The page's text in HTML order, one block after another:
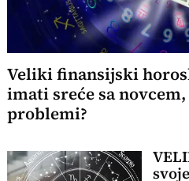
Veliki finansijski
imati sreće sa
problemi?